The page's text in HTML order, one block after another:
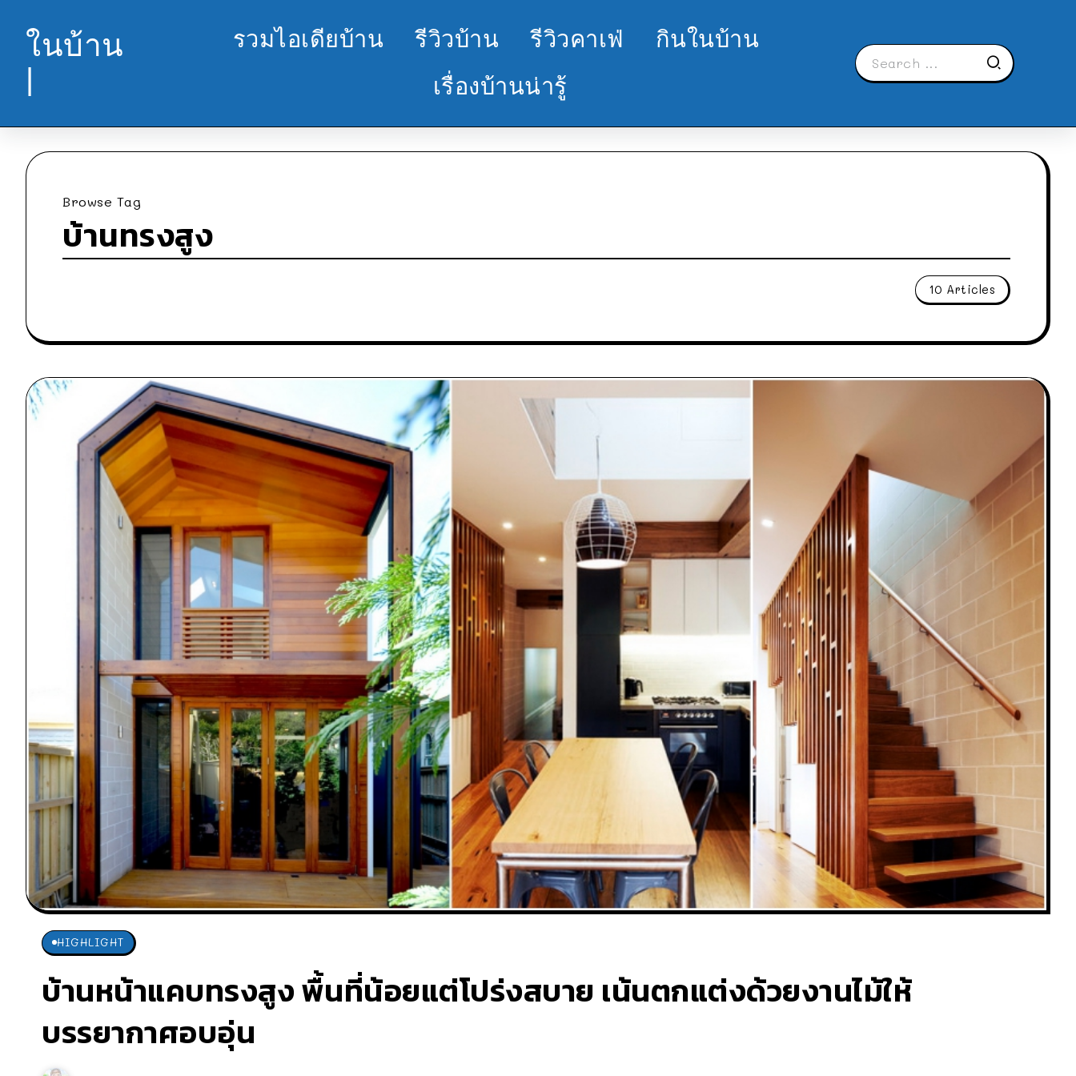
ในบ้าน
|
รวมไอเดียบ้าน รีวิวบ้าน รีวิวคาเฟ่
กินในบ้าน
เรื่องบ้านน่ารู้
Browse Tag
บ้านทรงสูง
10 Articles
HIGHLIGHT
บ้านหน้าแคบทรงสูง พื้นที่น้อยแต่โปร่งสบาย เน้นตกแต่งด้วยงานไม้ให้
บรรยากาศอบอุ่น